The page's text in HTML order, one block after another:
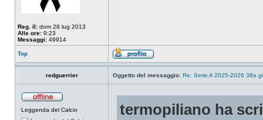
Reg. il: dom 28 lug 2013
Alle ore: 9:23
Messaggi: 49914
Top
redguerrier Oggetto del messaggio: Re: Serie A 2025-2026 38a
Leggenda del Calcio termopiliano ha